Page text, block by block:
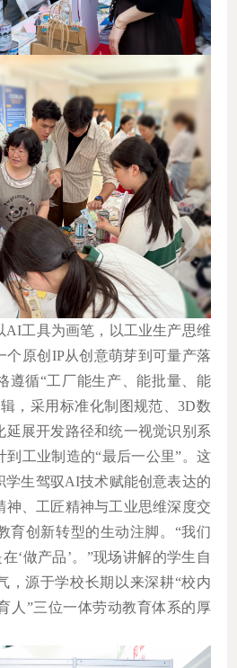
AI工具为画笔，以工业生产思维
个原创 IP从创意萌芽到可量产落
遵循“工厂能生产、能批量、能
，采用标准化制图规范、3D数
延展开发路径和统一视觉识别系
到工业制造的“最后一公里”。这
学生驾驭AI技术赋能创意表达的
神、工匠精神与工业思维深度交
育创新转型的生动注脚。“我们
‘做产品’。”现场讲解的学生自
，源于学校长期以来深耕“校内
人 ”三位一体劳动教育体系的厚